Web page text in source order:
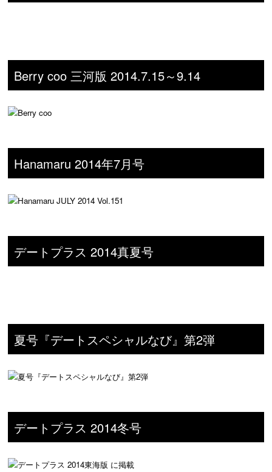
Berry coo 三河版 2014.7.15～9.14
Hanamaru 2014年7月号
デートプラス 2014真夏号
夏号『デートスペシャルなび』第2弾
デートプラス 2014冬号